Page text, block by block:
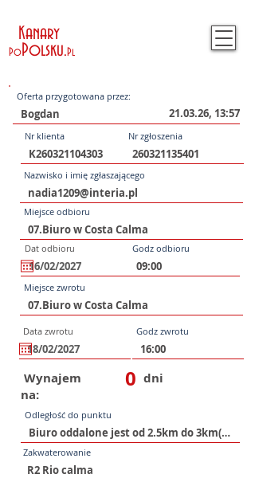
Kanary
PoPolsku.Pl
Oferta przygotowana przez:
21.03.26, 13:57
Nr klienta Nr zgłoszenia
Nazwisko i imię zgłaszającego
Miejsce odbioru
Dat odbioru Godz odbioru
Miejsce zwrotu
Data zwrotu Godz zwrotu
Wynajem
na:
0 dni
Odległość do punktu
Zakwaterowanie